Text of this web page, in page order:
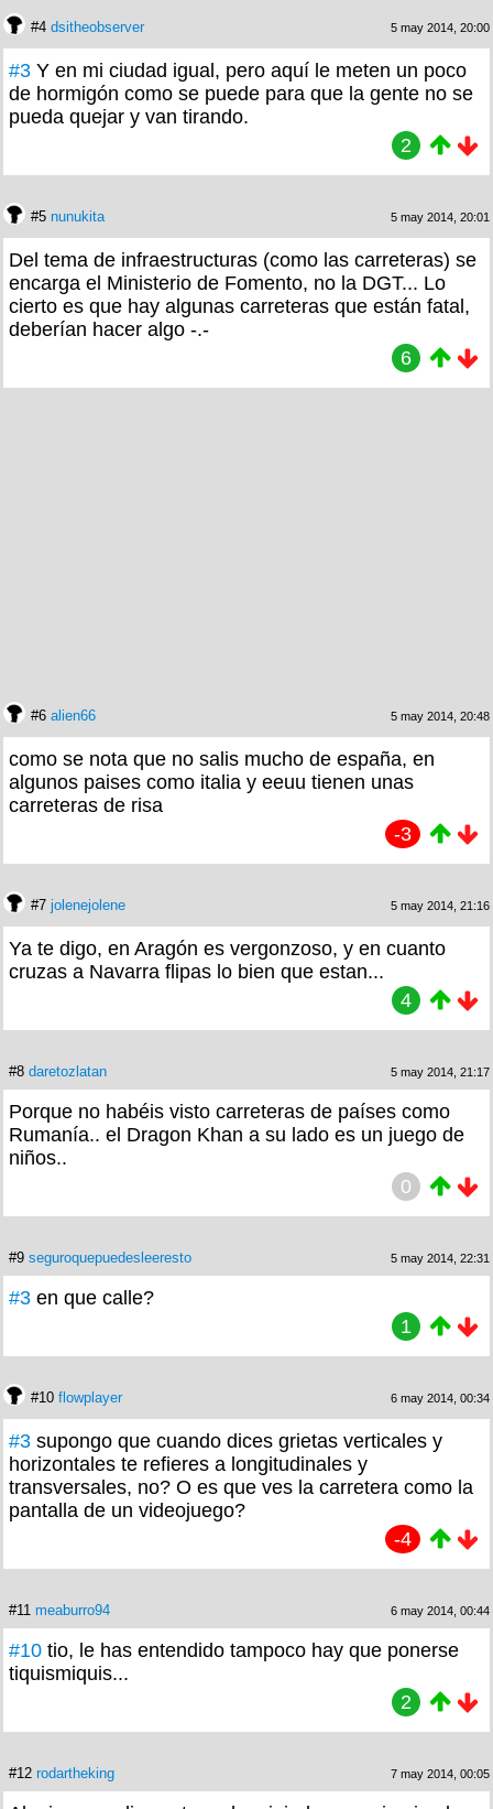
#4 dsitheobserver 5 may 2014, 20:00
#3 Y en mi ciudad igual, pero aquí le meten un poco
de hormigón como se puede para que la gente no se
pueda quejar y van tirando.
2
#5 nunukita 5 may 2014, 20:01
Del tema de infraestructuras (como las carreteras) se
encarga el Ministerio de Fomento, no la DGT... Lo
cierto es que hay algunas carreteras que están fatal,
deberían hacer algo -.-
6
#6 alien66 5 may 2014, 20:48
como se nota que no salis mucho de españa, en
algunos paises como italia y eeuu tienen unas
carreteras de risa
-3
#7 jolenejolene 5 may 2014, 21:16
Ya te digo, en Aragón es vergonzoso, y en cuanto
cruzas a Navarra flipas lo bien que estan...
4
#8 daretozlatan 5 may 2014, 21:17
Porque no habéis visto carreteras de países como
Rumanía.. el Dragon Khan a su lado es un juego de
niños..
0
#9 seguroquepuedesleeresto 5 may 2014, 22:31
#3 en que calle?
1
#10 flowplayer 6 may 2014, 00:34
#3 supongo que cuando dices grietas verticales y
horizontales te refieres a longitudinales y
transversales, no? O es que ves la carretera como la
pantalla de un videojuego?
-4
#11 meaburro94 6 may 2014, 00:44
#10 tio, le has entendido tampoco hay que ponerse
tiquismiquis...
2
#12 rodartheking 7 may 2014, 00:05